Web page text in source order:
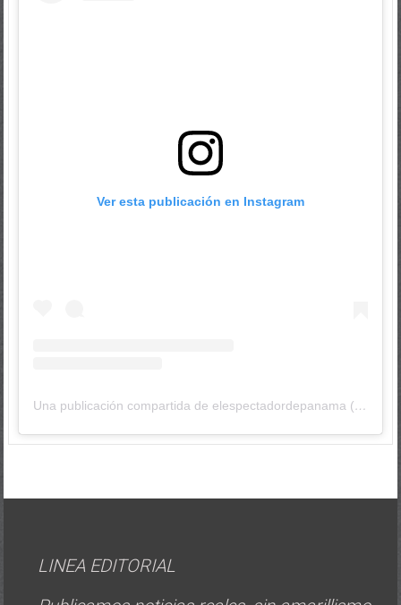
Ver esta publicación en Instagram
Una publicación compartida de elespectadordepanama (@elespectadordepanama)
LINEA EDITORIAL